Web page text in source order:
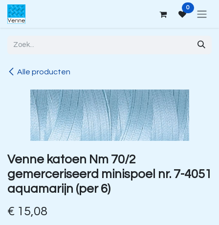
Overslaan naar inhoud 0
Alle producten
Venne katoen Nm 70/2
gemerceriseerd minispoel nr. 7-4051
aquamarijn (per 6)
€ 15,08